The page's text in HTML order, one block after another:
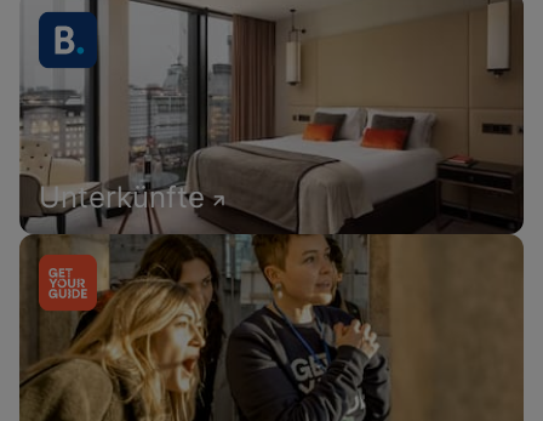
Unterkünfte